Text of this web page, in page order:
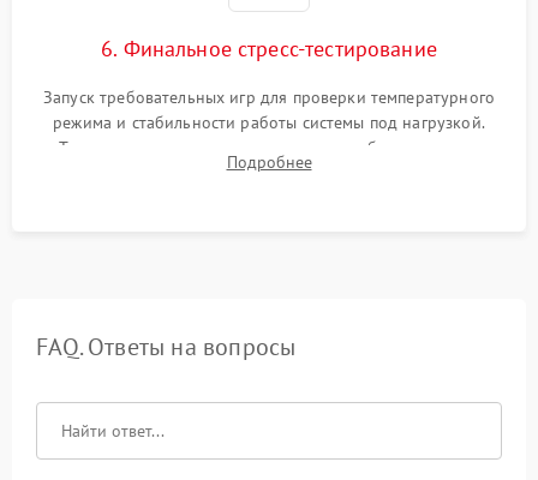
6. Финальное стресс-тестирование
Запуск требовательных игр для проверки температурного
режима и стабильности работы системы под нагрузкой.
Тестирование привода, синхронизации беспроводных
геймпадов, выхода в сеть и выдачи изображения без
Подробнее
FAQ. Ответы на вопросы